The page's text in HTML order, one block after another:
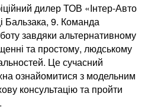
дилер ТОВ «Інтер-Авто
Бальзака, 9. Команда
завдяки альтернативному
та простому, людському
Це сучасний
ознайомитися з модельним
консультацію та пройти